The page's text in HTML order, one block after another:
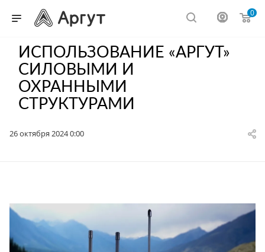
0
ИСПОЛЬЗОВАНИЕ «АРГУТ»
СИЛОВЫМИ И
ОХРАННЫМИ
СТРУКТУРАМИ
26 октября 2024 0:00